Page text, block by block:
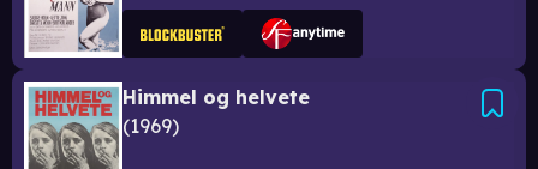
Himmel og helvete
1969